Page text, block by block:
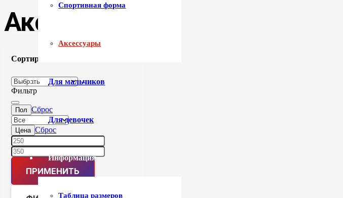
Спортивная форма
Аксессуары
Для мальчиков
Для девочек
Информация
Таблица размеров
Аксессуары
Сортировка
Фильтр
Пол Сброс
Цена Сброс
ПРИМЕНИТЬ